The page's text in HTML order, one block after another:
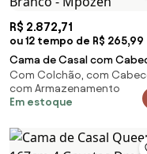
R$ 2.872,71
ou 12 tempo de R$ 265,99
Cama de Casal com
147cm 4 Gavetas Dreams
Branco - Mpozen
Com Colchão, com
com Armazenamento
Em estoque